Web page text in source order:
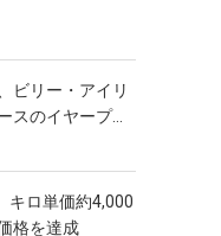
ビリー・アイリ
スのイヤープ...
キロ単価約4,000
格を達成